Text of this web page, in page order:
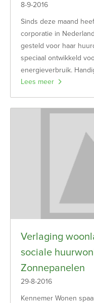
8-9-2016
Sinds deze maand
corporatie in
gesteld voor haar
speciaal ontwikkeld
energieverbruik.
Lees meer
Verlaging
sociale
Zonnepanelen
29-8-2016
Kennemer Wonen